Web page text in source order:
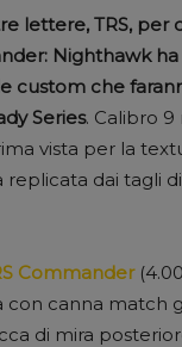
lettere, TRS, per
Nighthawk ha
custom che
Series. Calibro 9
vista per la
replicata dai tagli
Commander
canna match
di mira